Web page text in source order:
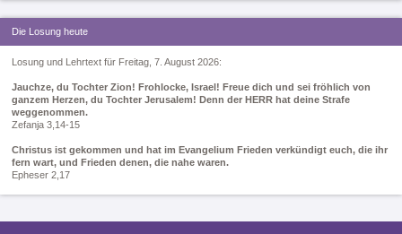
Die Losung heute
Losung und Lehrtext für Freitag, 7. August 2026:
Jauchze, du Tochter Zion! Frohlocke, Israel! Freue dich und sei fröhlich von
ganzem Herzen, du Tochter Jerusalem! Denn der HERR hat deine Strafe
weggenommen.
Zefanja 3,14-15
Christus ist gekommen und hat im Evangelium Frieden verkündigt euch, die ihr
fern wart, und Frieden denen, die nahe waren.
Epheser 2,17